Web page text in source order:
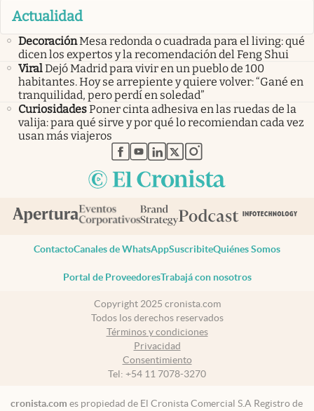
Actualidad
DecoraciónMesa redonda o cuadrada para el living: qué
dicen los expertos y la recomendación del Feng Shui
ViralDejó Madrid para vivir en un pueblo de 100
habitantes. Hoy se arrepiente y quiere volver: “Gané en
tranquilidad, pero perdí en soledad”
CuriosidadesPoner cinta adhesiva en las ruedas de la
valija: para qué sirve y por qué lo recomiendan cada vez
usan más viajeros
abre en nueva pestaña
abre en nueva pestaña
abre en nueva pestaña
abre en nueva pestaña
abre en nueva pestaña
ContactoCanales de WhatsAppSuscribiteQuiénes Somos
Portal de ProveedoresTrabajá con nosotros
Copyright 2025 cronista.com
Todos los derechos reservados
Términos y condiciones
Privacidad
Consentimiento
Tel: +54 11 7078-3270
cronista.com es propiedad de El Cronista Comercial S.A Registro de